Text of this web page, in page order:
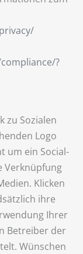
?
zu Sozialen
Logo
um ein Social-
Verknüpfung
Klicken
ihre
Ihrer
Betreiber der
Wünschen